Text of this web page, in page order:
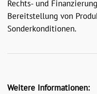
Rechts- und
Bereitstellung von
Sonderkonditionen.
Weitere Informationen: